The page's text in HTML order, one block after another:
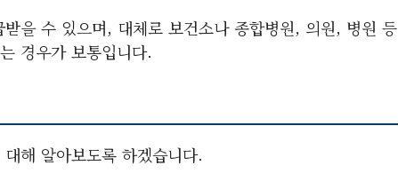
을 수 있으며, 대체로 보건소나 종합병원, 의원, 병원 등
경우가 보통입니다.
해 알아보도록 하겠습니다.